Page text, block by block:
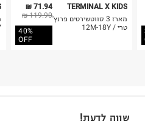
71.94 ₪
119.90 ₪
40%
OFF
TERMINAL X KIDS
מארז 3 סווטשירטים פרנץ'
טרי / 12M-18Y
שווה לדעת!